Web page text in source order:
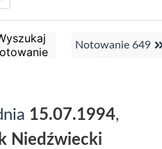
Notowanie 649
15.07.1994,
Niedźwiecki